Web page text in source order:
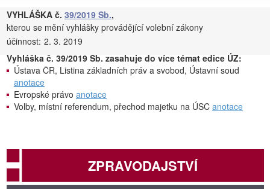
VYHLÁŠKA č. 39/2019 Sb.,
kterou se mění vyhlášky provádějící volební zákony
účinnost: 2. 3. 2019
Vyhláška č. 39/2019 Sb. zasahuje do více témat edice ÚZ:
Ústava ČR, Listina základních práv a svobod, Ústavní soud
anotace
Evropské právo anotace
Volby, místní referendum, přechod majetku na ÚSC anotace
ZPRAVODAJSTVÍ